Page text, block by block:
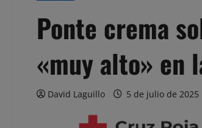
Ponte crema
«muy alto» en
David Laguillo 5 de julio de 2025